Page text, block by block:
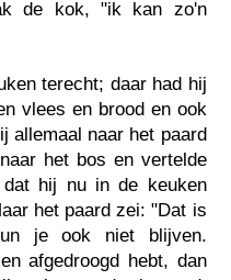
de kok, "ik kan zo'n
terecht; daar had hij
vlees en brood en ook
allemaal naar het paard
het bos en vertelde
hij nu in de keuken
het paard zei: "Dat is
je ook niet blijven.
afgedroogd hebt, dan